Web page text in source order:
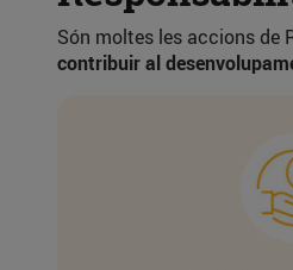
Són moltes les accions de
contribuir al